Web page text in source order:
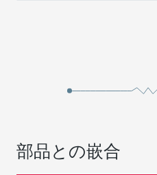
部品との嵌合